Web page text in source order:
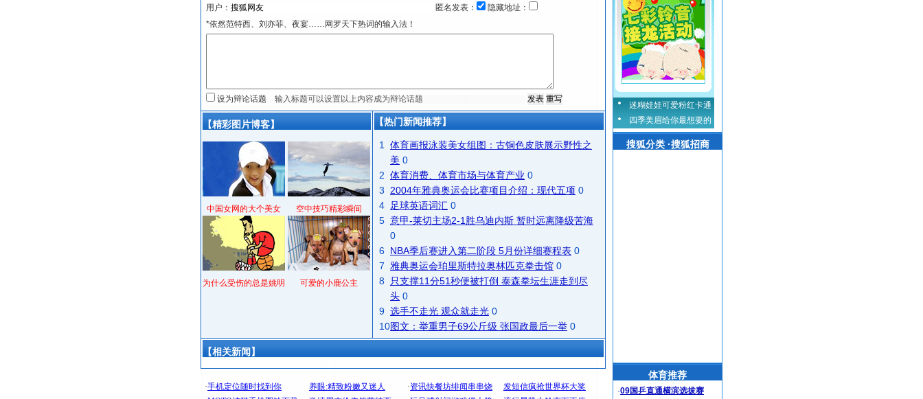
用户：
匿名发表：
隐藏地址：
*依然范特西、刘亦菲、夜宴……网罗天下热词的输入法！
设为辩论话题
【精彩图片博客】
中国女网的大个美女 空中技巧精彩瞬间
为什么受伤的总是姚明 可爱的小鹿公主
【热门新闻推荐】
1
体育画报泳装美女组图：古铜色皮肤展示野性之
美 0
2 体育消费、体育市场与体育产业 0
3
2004年雅典奥运会比赛项目介绍：现代五项 0
4
足球英语词汇 0
5 意甲-莱切主场2-1胜乌迪内斯 暂时远离降级苦海
0
6 NBA季后赛进入第二阶段 5月份详细赛程表 0
7
雅典奥运会珀里斯特拉奥林匹克拳击馆 0
8
只支撑11分51秒便被打倒 泰森拳坛生涯走到尽
头 0
9 选手不走光 观众就走光 0
10图文：举重男子69公斤级 张国政最后一举 0
【相关新闻】
迷糊娃娃可爱粉红卡通
四季美眉给你最想要的
搜狐分类 ·搜狐招商
体育推荐
·09国乒直通横滨选拔赛